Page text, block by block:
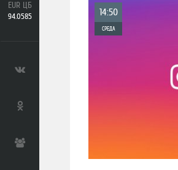
EUR ЦБ
94.0585
14:50
СРЕДА